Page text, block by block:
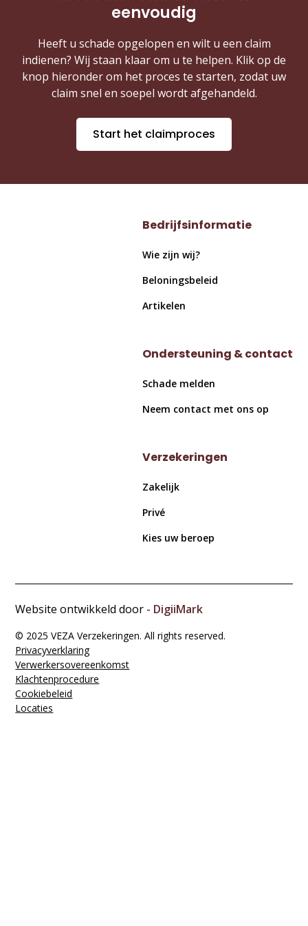
eenvoudig
Heeft u schade opgelopen en wilt u een claim
indienen? Wij staan klaar om u te helpen. Klik op de
knop hieronder om het proces te starten, zodat uw
claim snel en soepel wordt afgehandeld.
Start het claimproces
Bedrijfsinformatie
Wie zijn wij?
Beloningsbeleid
Artikelen
Ondersteuning & contact
Schade melden
Neem contact met ons op
Verzekeringen
Zakelijk
Privé
Kies uw beroep
© 2025 VEZA Verzekeringen. All rights reserved.
Privacyverklaring
Verwerkers­overeenkomst
Klachten­procedure
Cookiebeleid
Locaties
Website ontwikkeld door - DigiiMark